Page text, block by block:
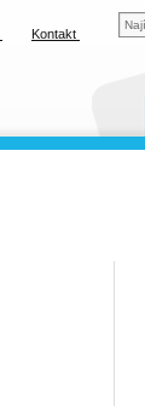
Kontakt